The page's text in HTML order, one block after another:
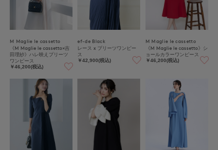
M Maglie le cassetto
《M Maglie le cassetto×吉
田理紗》ハレ映えプリーツ
ワンピース
￥46,200(税込)
ef-de Black
レース x プリーツワンピー
ス
￥42,900(税込)
M Maglie le cassetto
《M Maglie le cassetto》シ
ョールカラーワンピース
￥46,200(税込)